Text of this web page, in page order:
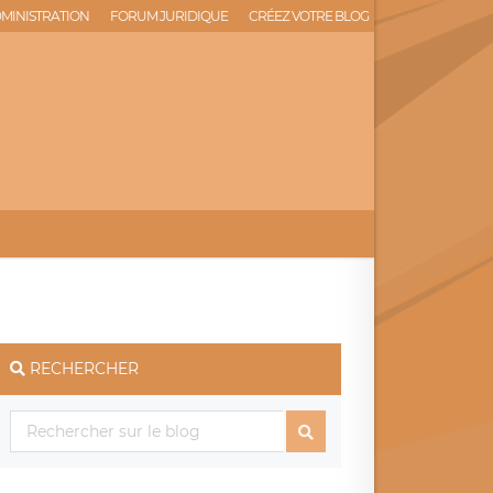
FORUM JURIDIQUE CRÉEZ VOTRE BLOG
RECHERCHER